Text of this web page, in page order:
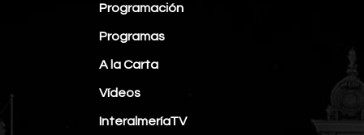
Programación
Programas
A la Carta
Vídeos
InteralmeríaTV